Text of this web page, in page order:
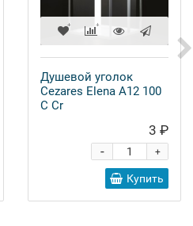
Душевой уголок
Cezares Elena A12 100
C Cr
3 ₽
+
-
Купить